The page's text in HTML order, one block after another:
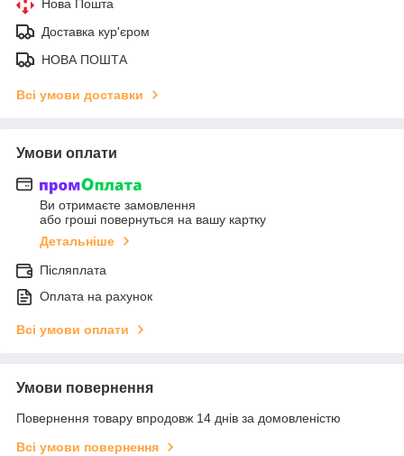
Нова Пошта
Доставка кур'єром
НОВА ПОШТА
Всі умови доставки
Умови оплати
Ви отримаєте замовлення
або гроші повернуться на вашу картку
Детальніше
Післяплата
Оплата на рахунок
Всі умови оплати
Умови повернення
Повернення товару впродовж 14 днів за домовленістю
Всі умови повернення